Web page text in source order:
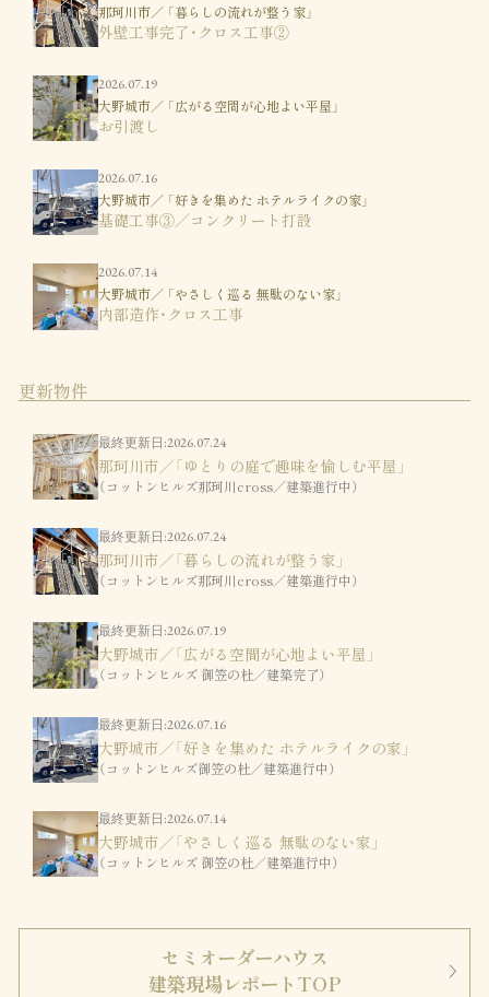
那珂川市／ 「暮らしの流れが整う家」
外壁工事完了・クロス工事②
2026.07.19
大野城市／ 「広がる空間が心地よい平屋」
お引渡し
2026.07.16
大野城市／ 「好きを集めた ホテルライクの家」
基礎工事③／コンクリート打設
2026.07.14
大野城市／ 「やさしく巡る 無駄のない家」
内部造作・クロス工事
更新物件
最終更新日:2026.07.24
那珂川市／「ゆとりの庭で趣味を愉しむ平屋」
（コットンヒルズ那珂川cross／建築進行中）
最終更新日:2026.07.24
那珂川市／「暮らしの流れが整う家」
（コットンヒルズ那珂川cross／建築進行中）
最終更新日:2026.07.19
大野城市／「広がる空間が心地よい平屋」
（コットンヒルズ 御笠の杜／建築完了）
最終更新日:2026.07.16
大野城市／「好きを集めた ホテルライクの家」
（コットンヒルズ御笠の杜／建築進行中）
最終更新日:2026.07.14
大野城市／「やさしく巡る 無駄のない家」
（コットンヒルズ 御笠の杜／建築進行中）
セミオーダーハウス
建築現場レポートTOP